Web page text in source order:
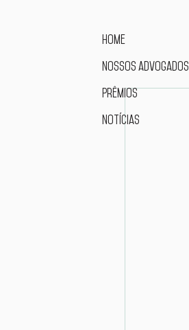
Home
Nossos advogados
Prêmios
Notícias